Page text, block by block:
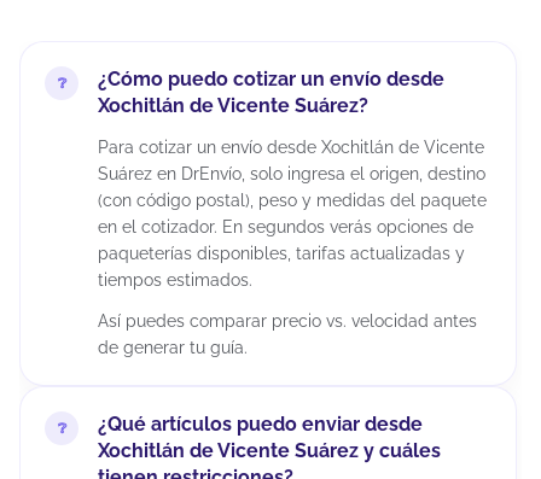
¿Cómo puedo cotizar un envío desde
Xochitlán de Vicente Suárez?
Para cotizar un envío desde Xochitlán de Vicente
Suárez en DrEnvío, solo ingresa el origen, destino
(con código postal), peso y medidas del paquete
en el cotizador. En segundos verás opciones de
paqueterías disponibles, tarifas actualizadas y
tiempos estimados.
Así puedes comparar precio vs. velocidad antes
de generar tu guía.
¿Qué artículos puedo enviar desde
Xochitlán de Vicente Suárez y cuáles